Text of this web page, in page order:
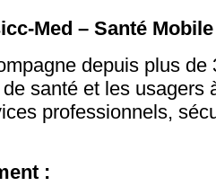
Med – Santé
depuis plus de
santé et les usagers
professionnels,
: